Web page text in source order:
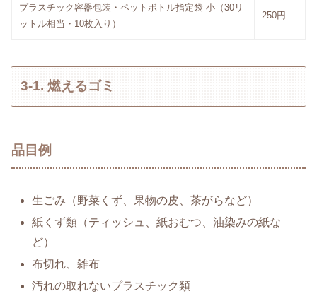
プラスチック容器包装・ペットボトル指定袋 小（30リ
ットル相当・10枚入り）
250円
3-1. 燃えるゴミ
品目例
生ごみ（野菜くず、果物の皮、茶がらなど）
紙くず類（ティッシュ、紙おむつ、油染みの紙な
ど）
布切れ、雑布
汚れの取れないプラスチック類